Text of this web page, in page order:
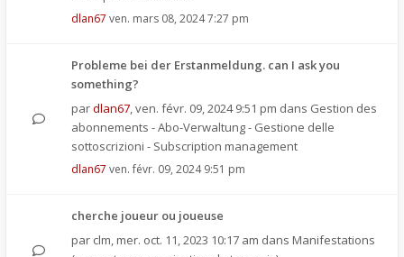
dlan67 ven. mars 08, 2024 7:27 pm
Probleme bei der Erstanmeldung. can I ask you
something?
pardlan67,ven. févr. 09, 2024 9:51 pm dans Gestion des
abonnements - Abo-Verwaltung - Gestione delle
sottoscrizioni - Subscription management
dlan67 ven. févr. 09, 2024 9:51 pm
cherche joueur ou joueuse
par clm, mer. oct. 11, 2023 10:17 am dans Manifestations